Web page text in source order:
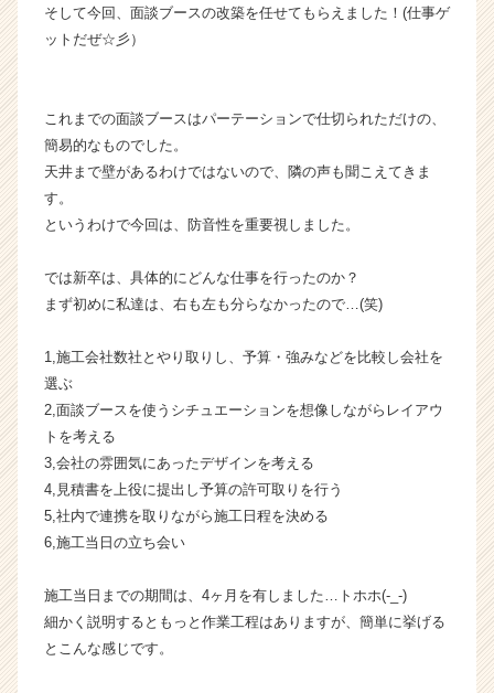
キ
（C
e
C
r
e
r）
そして今回、面談ブースの改築を任せてもらえました！(仕事ゲ
ットだぜ☆彡）
これまでの面談ブースはパーテーションで仕切られただけの、
簡易的なものでした。
天井まで壁があるわけではないので、隣の声も聞こえてきま
す。
というわけで今回は、防音性を重要視しました。
では新卒は、具体的にどんな仕事を行ったのか？
まず初めに私達は、右も左も分らなかったので…(笑)
1,施工会社数社とやり取りし、予算・強みなどを比較し会社を
選ぶ
2,面談ブースを使うシチュエーションを想像しながらレイアウ
トを考える
3,会社の雰囲気にあったデザインを考える
4,見積書を上役に提出し予算の許可取りを行う
5,社内で連携を取りながら施工日程を決める
6,施工当日の立ち会い
施工当日までの期間は、4ヶ月を有しました…トホホ(-_-)
細かく説明するともっと作業工程はありますが、簡単に挙げる
とこんな感じです。